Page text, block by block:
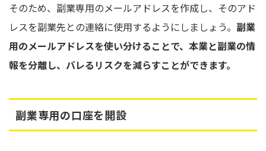
そのため、副業専用のメールアドレスを作成し、そのアド
レスを副業先との連絡に使用するようにしましょう。 副業
用のメールアドレスを使い分けることで、本業と副業の情
報を分離し、バレるリスクを減らすことができます。
副業専用の口座を開設